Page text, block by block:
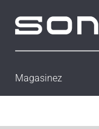
Magasinez